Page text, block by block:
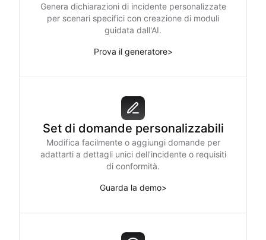
Genera dichiarazioni di incidente personalizzate
per scenari specifici con creazione di moduli
guidata dall'AI.
Prova il generatore>
Set di domande personalizzabili
Modifica facilmente o aggiungi domande per
adattarti a dettagli unici dell'incidente o requisiti
di conformità.
Guarda la demo>